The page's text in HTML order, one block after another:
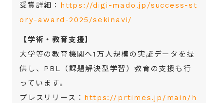
受賞詳細： https://digi-mado.jp/success-st
ory-award-2025/sekinavi/
【学術・教育支援】
大学等の教育機関へ1万人規模の実証データを提
供し、PBL（課題解決型学習）教育の支援も行
っています。
プレスリリース：
https://prtimes.jp/main/h